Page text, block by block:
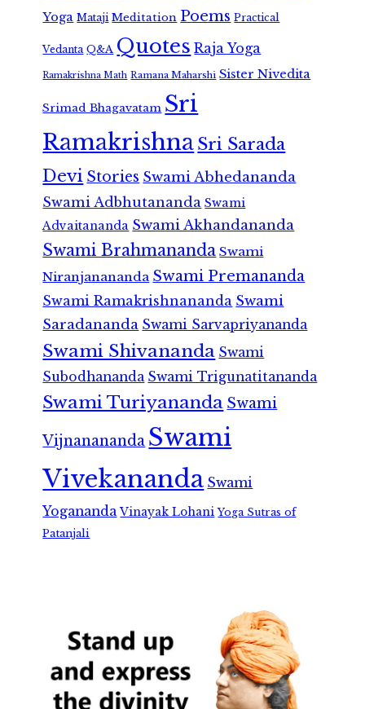
Yoga Mataji Meditation Poems Practical
Vedanta Q&A Quotes Raja Yoga
Ramakrishna Math Ramana Maharshi Sister Nivedita
Srimad Bhagavatam Sri
RamakrishnaSri Sarada
Devi Stories Swami Abhedananda
Swami Adbhutananda Swami
Advaitananda Swami Akhandananda
Swami Brahmananda Swami
Niranjanananda Swami Premananda
Swami Ramakrishnananda Swami
Saradananda Swami Sarvapriyananda
Swami Shivananda Swami
Subodhananda Swami Trigunatitananda
Swami Turiyananda Swami
Vijnanananda Swami
Vivekananda Swami
Yogananda Vinayak Lohani Yoga Sutras of
Patanjali